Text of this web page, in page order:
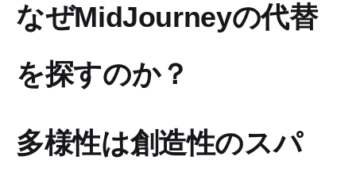
なぜMidJourneyの代替
を探すのか？
多様性は創造性のスパ